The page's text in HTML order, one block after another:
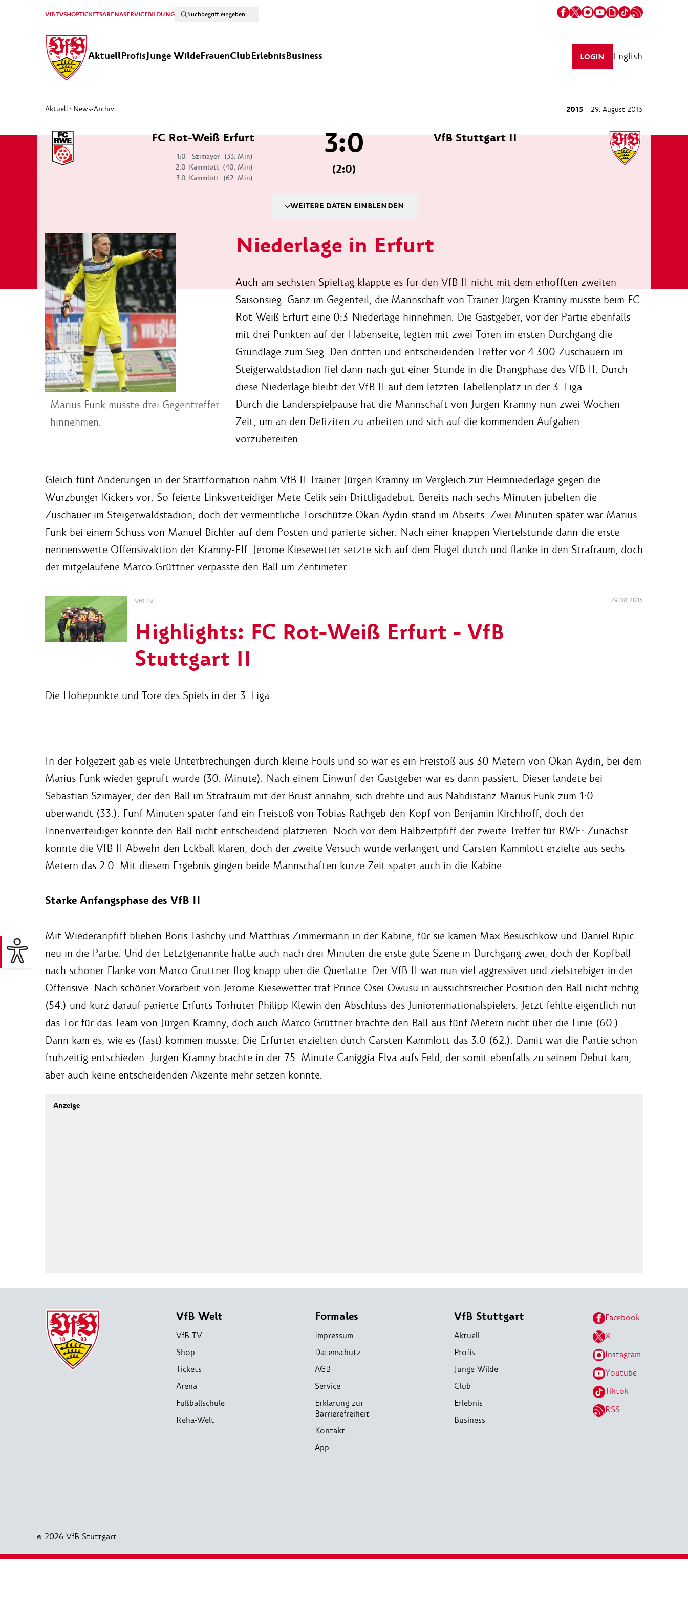
VfB TVSHOPTICKETSARENASERVICEBILDUNG
AktuellProfisJunge WildeFrauenClubErlebnisBusiness LOGIN English
Aktuell › News-Archiv 2015 29. August 2015
FC Rot-Weiß Erfurt
1:0 Szimayer
(33. Min)
2:0 Kammlott (40. Min)
3:0 Kammlott (62. Min)
VfB Stuttgart II
3:0
(2:0)
WEITERE DATEN EINBLENDEN
Marius Funk musste drei Gegentreffer
hinnehmen.
Niederlage in Erfurt
Auch am sechsten Spieltag klappte es für den VfB II nicht mit dem erhofften zweiten
Saisonsieg. Ganz im Gegenteil, die Mannschaft von Trainer Jürgen Kramny musste beim FC
Rot-Weiß Erfurt eine 0:3-Niederlage hinnehmen. Die Gastgeber, vor der Partie ebenfalls
mit drei Punkten auf der Habenseite, legten mit zwei Toren im ersten Durchgang die
Grundlage zum Sieg. Den dritten und entscheidenden Treffer vor 4.300 Zuschauern im
Steigerwaldstadion fiel dann nach gut einer Stunde in die Drangphase des VfB II. Durch
diese Niederlage bleibt der VfB II auf dem letzten Tabellenplatz in der 3. Liga.
Durch die Länderspielpause hat die Mannschaft von Jürgen Kramny nun zwei Wochen
Zeit, um an den Defiziten zu arbeiten und sich auf die kommenden Aufgaben
vorzubereiten.
Gleich fünf Änderungen in der Startformation nahm VfB II Trainer Jürgen Kramny im Vergleich zur Heimniederlage gegen die
Würzburger Kickers vor. So feierte Linksverteidiger Mete Celik sein Drittligadebüt. Bereits nach sechs Minuten jubelten die
Zuschauer im Steigerwaldstadion, doch der vermeintliche Torschütze Okan Aydin stand im Abseits. Zwei Minuten später war Marius
Funk bei einem Schuss von Manuel Bichler auf dem Posten und parierte sicher. Nach einer knappen Viertelstunde dann die erste
nennenswerte Offensivaktion der Kramny-Elf. Jerome Kiesewetter setzte sich auf dem Flügel durch und flanke in den Strafraum, doch
der mitgelaufene Marco Grüttner verpasste den Ball um Zentimeter.
VfB TV 29.08.2015
Highlights: FC Rot-Weiß Erfurt - VfB
Stuttgart II
Die Höhepunkte und Tore des Spiels in der 3. Liga.
In der Folgezeit gab es viele Unterbrechungen durch kleine Fouls und so war es ein Freistoß aus 30 Metern von Okan Aydin, bei dem
Marius Funk wieder geprüft wurde (30. Minute). Nach einem Einwurf der Gastgeber war es dann passiert. Dieser landete bei
Sebastian Szimayer, der den Ball im Strafraum mit der Brust annahm, sich drehte und aus Nahdistanz Marius Funk zum 1:0
überwandt (33.). Fünf Minuten später fand ein Freistoß von Tobias Rathgeb den Kopf von Benjamin Kirchhoff, doch der
Innenverteidiger konnte den Ball nicht entscheidend platzieren. Noch vor dem Halbzeitpfiff der zweite Treffer für RWE: Zunächst
konnte die VfB II Abwehr den Eckball klären, doch der zweite Versuch wurde verlängert und Carsten Kammlott erzielte aus sechs
Metern das 2:0. Mit diesem Ergebnis gingen beide Mannschaften kurze Zeit später auch in die Kabine.
Starke Anfangsphase des VfB II
Mit Wiederanpfiff blieben Boris Tashchy und Matthias Zimmermann in der Kabine, für sie kamen Max Besuschkow und Daniel Ripic
neu in die Partie. Und der Letztgenannte hatte auch nach drei Minuten die erste gute Szene in Durchgang zwei, doch der Kopfball
nach schöner Flanke von Marco Grüttner flog knapp über die Querlatte. Der VfB II war nun viel aggressiver und zielstrebiger in der
Offensive. Nach schöner Vorarbeit von Jerome Kiesewetter traf Prince Osei Owusu in aussichtsreicher Position den Ball nicht richtig
(54.) und kurz darauf parierte Erfurts Torhüter Philipp Klewin den Abschluss des Juniorennationalspielers. Jetzt fehlte eigentlich nur
das Tor für das Team von Jürgen Kramny, doch auch Marco Grüttner brachte den Ball aus fünf Metern nicht über die Linie (60.).
Dann kam es, wie es (fast) kommen musste: Die Erfurter erzielten durch Carsten Kammlott das 3:0 (62.). Damit war die Partie schon
frühzeitig entschieden. Jürgen Kramny brachte in der 75. Minute Caniggia Elva aufs Feld, der somit ebenfalls zu seinem Debüt kam,
aber auch keine entscheidenden Akzente mehr setzen konnte.
VfB Welt
VfB TV
Shop
Tickets
Arena
Fußballschule
Reha-Welt
Formales
Impressum
Datenschutz
AGB
Service
Erklärung zur
Barrierefreiheit
Kontakt
App
VfB Stuttgart
Aktuell
Profis
Junge Wilde
Club
Erlebnis
Business
Facebook
X
Instagram
Youtube
Tiktok
RSS
© 2026 VfB Stuttgart